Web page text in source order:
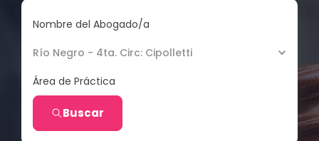
Nombre del Abogado/a
Río Negro - 4ta. Circ: Cipolletti
Área de Práctica
Buscar